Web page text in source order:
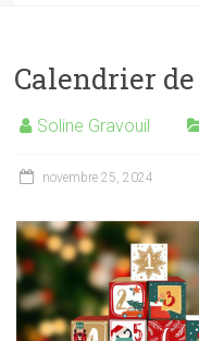
Calendrier
Soline Gravouil
novembre 25, 2024